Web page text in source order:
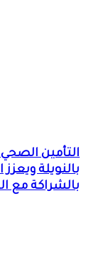
التأمين الصحي
بالنويلة
بالشراكة مع